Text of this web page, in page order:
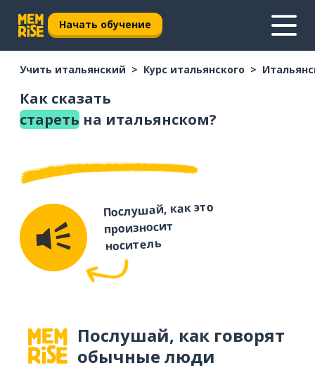
Начать обучение
Учить итальянский Курс итальянского
Как сказать
стареть на итальянском?
Послушай, как это
произносит
носитель
Послушай, как говорят
обычные люди